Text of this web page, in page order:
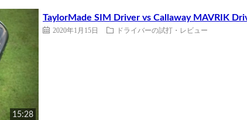
15:28
TaylorMade SIM Driver vs Callaway MAVRIK
2020年1月15日 ドライバーの試打・レビュー